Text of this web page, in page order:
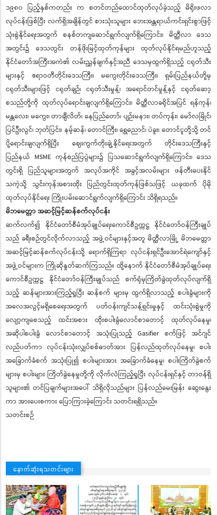
၁၉၈၀ ပြည့်နှစ်ကတည်း က စတင်တည်ထောင်ထုတ်လုပ်ခဲ့သည့် မိရိုးဖလာ
လုပ်ငန်းဖြစ်ပြီး လက်ရှိအချိန်တွင် စားသုံးသူများ ဘေးအန္တရာယ်ကင်းရှင်းစွာဖြင့်
သုံးစွဲနိုင်ရေးအတွက် စနစ်တကျဆောင်ရွက်လျက်ရှိကြောင်း၊ မိတ္ထီလာ ဒေသ
အတွင်း၌ ဒေသတွင်း တန်ဖိုးမြင့်ထုတ်ကုန်များ ထုတ်လုပ်နိုင်ရမည်ဟူသည့်
နိုင်ငံတော်အကြီးအကဲ၏ လမ်းညွှန်ချက်နှင့်အညီ ဒေသမှထွက်ရှိသည့် ငရုတ်သီး
များနှင့် ဧရာဝတီတိုင်းဒေသကြီး၊ မကွေးတိုင်းဒေသကြီး၊ ရှမ်းပြည်နယ်တို့မှ
ငရုတ်သီးများဖြင့် ငရုတ်ချဉ်၊ ငရုတ်သီးမှုန့်၊ အရောင်တင်မှုန့်နှင့် ငရုတ်ဆော့
စသည်တို့ကို ထုတ်လုပ်ရောင်းချလျက်ရှိကြောင်း၊ မိတ္ထီလာခရိုင်အပြင် ရန်ကုန်၊
မန္တလေး၊ မကွေး၊ တာချီလိတ်၊ နေပြည်တော်၊ ပျဉ်းမနား၊ တပ်ကုန်း၊ မော်လမြိုင်၊
ပြင်ဦးလွင်၊ ဘုတ်ပြင်း၊ နမ့်ဆန်၊ တောင်ကြီး၊ ရွှေညောင်၊ ပဲခူး၊ တောင်ငူတို့သို့ တင်
ပို့ရောင်းချလျက်ရှိပြီး ဈေးကွက်တိုးချဲ့နိုင်ရေးအတွက် တိုင်းဒေသကြီးနှင့်
ပြည်နယ် MSME ကုန်စည်ပြပွဲများ၌ ပြသဆောင်ရွက်လျက်ရှိကြောင်း၊ ဒေသ
တွင်းရှိ ပြည်သူများအတွက် အလုပ်အကိုင် အခွင့်အလမ်းများ ဖန်တီးပေးနိုင်
သကဲ့သို့ သွင်းကုန်အစားထိုး ပြည်တွင်းထုတ်ကုန်ဖြစ်သဖြင့် ယခုထက် ပိုမို
ထုတ်လုပ်နိုင်ရေး ကြိုးပမ်းဆောင်ရွက်လျက်ရှိကြောင်း သိရှိရသည်။
မိဘမေတ္တာ အဆင့်မြင့်ဆန်စက်လုပ်ငန်း
ဆက်လက်၍ နိုင်ငံတော်စီမံအုပ်ချုပ်ရေးကောင်စီဥက္ကဋ္ဌ နိုင်ငံတော်ဝန်ကြီးချုပ်
သည် ခရီးစဉ်တွင်လိုက်လာသည့် အဖွဲ့ဝင်များနှင့်အတူ မိတ္ထီလာမြို့ မိဘမေတ္တာ
အဆင့်မြင့်ဆန်စက်လုပ်ငန်းသို့ ရောက်ရှိကြရာ လုပ်ငန်းရှင်ဦးအောင်ရဲကျော်နှင့်
အဖွဲ့ဝင်များက ကြိုဆိုနှုတ်ဆက်ကြသည်။ ထို့နောက် နိုင်ငံတော်စီမံအုပ်ချုပ်ရေး
ကောင်စီဥက္ကဋ္ဌ နိုင်ငံတော်ဝန်ကြီးချုပ်သည် စက်ရုံမှကြိတ်ခွဲထုတ်လုပ်လျက်ရှိ
သည့် ဆန်များအားကြည့်ရှုပြီး ဆန်စက် များမှ ထွက်ရှိလာသည့် စပါးခွံများကို
အလေအလွင့်မရှိစေရေးအတွက် ပတ်ဝန်းကျင်သန့်ရှင်းမှုနှင့် ထင်းသုံးစွဲမှုကို
လျော့ကျစေသည့် ထင်းအစား ထိုးစပါးခွံလောင်စာတောင့် ထုတ်လုပ်နေမှု၊
အဆိုပါစပါးခွံ လောင်စာတောင့် အသုံးပြုသည့် Gasifier စက်ဖြင့် အင်ဂျင်
လည်ပတ်ကာ လုပ်ငန်းသုံးလျှပ်စစ်ဓာတ်အား ပြန်လည်ထုတ်လုပ်နေမှု၊ စပါး
အခြောက်ခံစက် အသုံးပြု၍ စပါးများအား အခြောက်ခံနေမှု၊ စပါးကြိတ်ခွဲစက်
များမှ စပါးများ ကြိတ်ခွဲနေမှုတို့ကို လိုက်လံကြည့်ရှုပြီး လုပ်ငန်းရှင်နှင့် တာဝန်ရှိ
သူများ၏ တင်ပြချက်များအပေါ် သိရှိလိုသည်များ ပြန်လည်မေးမြန်း ဆွေးနွေး
ကာ အားပေးစကား ပြောကြားခဲ့ကြောင်း သတင်းရရှိသည်။
သတင်းစဉ်
နောက်ဆုံးရသတင်းများ